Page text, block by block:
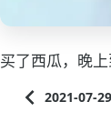
买了西瓜，晚
2021-07-